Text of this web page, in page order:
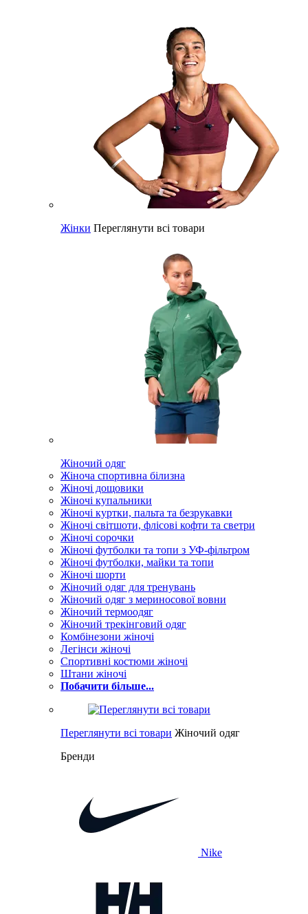
Жінки Переглянути всі товари
Жіночий одяг
Жіноча спортивна білизна
Жіночі дощовики
Жіночі купальники
Жіночі куртки, пальта та безрукавки
Жіночі світшоти, флісові кофти та светри
Жіночі сорочки
Жіночі футболки та топи з УФ-фільтром
Жіночі футболки, майки та топи
Жіночі шорти
Жіночий одяг для тренувань
Жіночий одяг з мериносової вовни
Жіночий термоодяг
Жіночий трекінговий одяг
Комбінезони жіночі
Легінси жіночі
Спортивні костюми жіночі
Штани жіночі
Побачити більше...
Переглянути всі товари Жіночий одяг
Бренди
Nike